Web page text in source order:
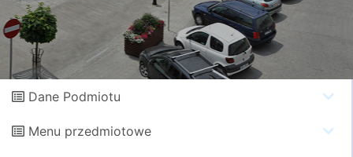
Dane Podmiotu
Menu przedmiotowe